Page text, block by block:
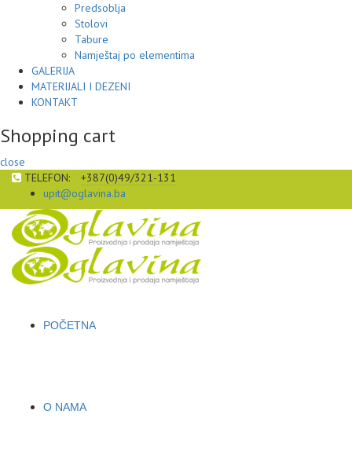
Predsoblja
Stolovi
Tabure
Namještaj po elementima
GALERIJA
MATERIJALI I DEZENI
KONTAKT
Shopping cart
close
TELEFON:
+387(0)49/321-131
upit@oglavina.ba
POČETNA
O NAMA